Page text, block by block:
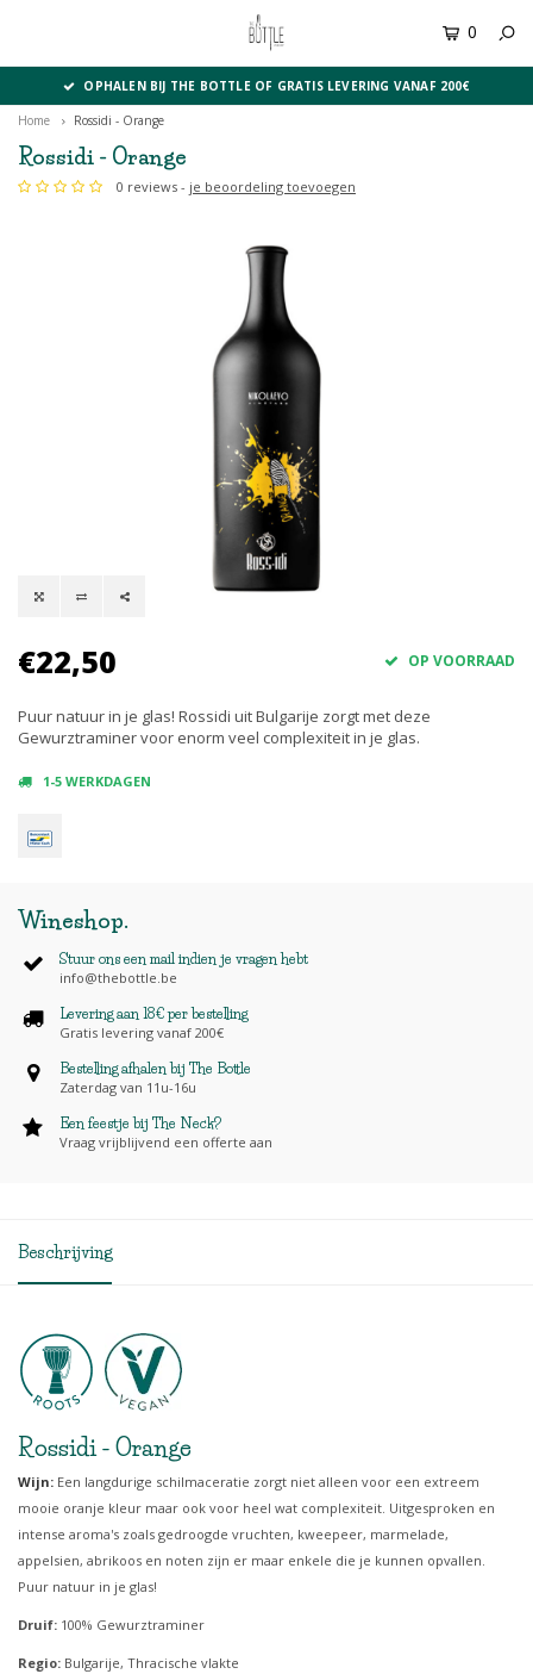
0
OPHALEN BIJ THE BOTTLE OF GRATIS LEVERING VANAF 200€
Home Rossidi - Orange
Rossidi - Orange
0 reviews - je beoordeling toevoegen
€22,50 OP VOORRAAD
Puur natuur in je glas! Rossidi uit Bulgarije zorgt met deze
Gewurztraminer voor enorm veel complexiteit in je glas.
1-5 WERKDAGEN
Wineshop.
Stuur ons een mail indien je vragen hebt
info@thebottle.be
Levering aan 18€ per bestelling
Gratis levering vanaf 200€
Bestelling afhalen bij The Bottle
Zaterdag van 11u-16u
Een feestje bij The Neck?
Vraag vrijblijvend een offerte aan
Beschrijving
Rossidi - Orange
Wijn: Een langdurige schilmaceratie zorgt niet alleen voor een extreem
mooie oranje kleur maar ook voor heel wat complexiteit. Uitgesproken en
intense aroma's zoals gedroogde vruchten, kweepeer, marmelade,
appelsien, abrikoos en noten zijn er maar enkele die je kunnen opvallen.
Puur natuur in je glas!
Druif: 100% Gewurztraminer
Regio: Bulgarije, Thracische vlakte